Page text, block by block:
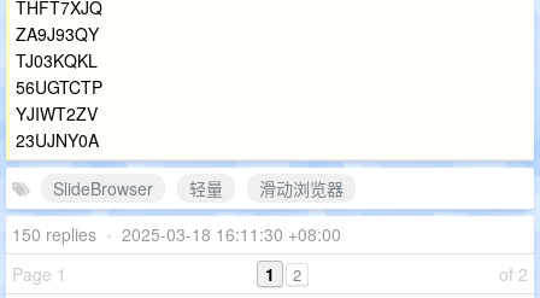
THFT7XJQ
ZA9J93QY
TJ03KQKL
56UGTCTP
YJIWT2ZV
23UJNY0A
SlideBrowser
轻量
滑动浏览器
150 replies • 2025-03-18 16:11:30 +08:00
Page 1
of 2
1 2